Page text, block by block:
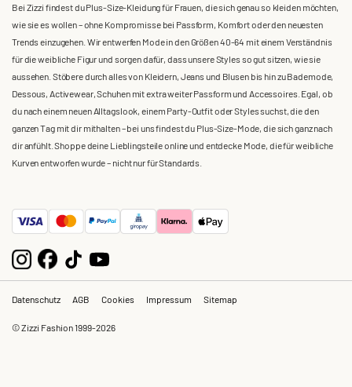
Bei Zizzi findest du Plus-Size-Kleidung für Frauen, die sich genau so kleiden möchten,
wie sie es wollen – ohne Kompromisse bei Passform, Komfort oder den neuesten
Trends einzugehen. Wir entwerfen Mode in den Größen 40-64 mit einem Verständnis
für die weibliche Figur und sorgen dafür, dass unsere Styles so gut sitzen, wie sie
aussehen. Stöbere durch alles von Kleidern, Jeans und Blusen bis hin zu Bademode,
Dessous, Activewear, Schuhen mit extra weiter Passform und Accessoires. Egal, ob
du nach einem neuen Alltagslook, einem Party-Outfit oder Styles suchst, die den
ganzen Tag mit dir mithalten – bei uns findest du Plus-Size-Mode, die sich ganz nach
dir anfühlt. Shoppe deine Lieblingsteile online und entdecke Mode, die für weibliche
Kurven entworfen wurde – nicht nur für Standards.
Datenschutz AGB Cookies Impressum Sitemap
© Zizzi Fashion 1999-2026